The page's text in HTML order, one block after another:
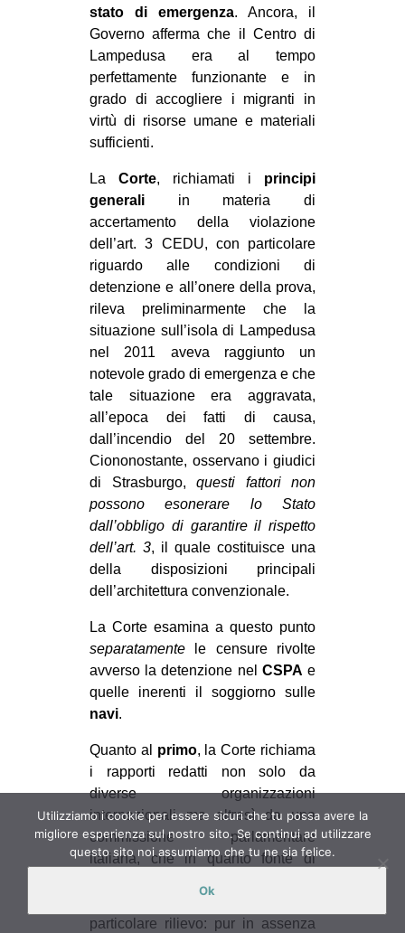
stato di emergenza. Ancora, il
Governo afferma che il Centro di
Lampedusa era al tempo
perfettamente funzionante e in
grado di accogliere i migranti in
virtù di risorse umane e materiali
sufficienti.
La Corte, richiamati i principi
generali in materia di
accertamento della violazione
dell’art. 3 CEDU, con particolare
riguardo alle condizioni di
detenzione e all’onere della prova,
rileva preliminarmente che la
situazione sull’isola di Lampedusa
nel 2011 aveva raggiunto un
notevole grado di emergenza e che
tale situazione era aggravata,
all’epoca dei fatti di causa,
dall’incendio del 20 settembre.
Ciononostante, osservano i giudici
di Strasburgo, questi fattori non
possono esonerare lo Stato
dall’obbligo di garantire il rispetto
dell’art. 3, il quale costituisce una
della disposizioni principali
dell’architettura convenzionale.
La Corte esamina a questo punto
separatamente le censure rivolte
avverso la detenzione nel CSPA e
quelle inerenti il soggiorno sulle
navi.
Quanto al primo, la Corte richiama
i rapporti redatti non solo da
diverse organizzazioni
internazionali ma altresì da una
commissione parlamentare
italiana, che in quanto fonte di
particolare rilievo: pur in assenza
Utilizziamo i cookie per essere sicuri che tu possa avere la
migliore esperienza sul nostro sito. Se continui ad utilizzare
questo sito noi assumiamo che tu ne sia felice.
Ok